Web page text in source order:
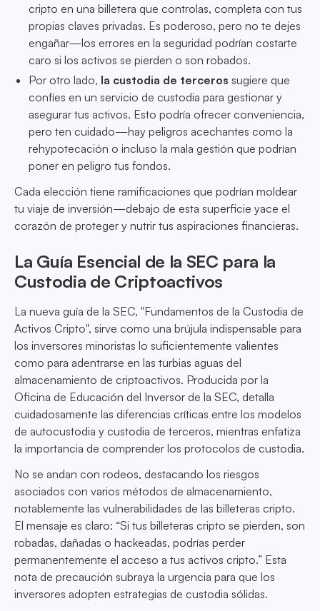
cripto en una billetera que controlas, completa con tus
propias claves privadas. Es poderoso, pero no te dejes
engañar—los errores en la seguridad podrían costarte
caro si los activos se pierden o son robados.
Por otro lado, la custodia de terceros sugiere que
confíes en un servicio de custodia para gestionar y
asegurar tus activos. Esto podría ofrecer conveniencia,
pero ten cuidado—hay peligros acechantes como la
rehypotecación o incluso la mala gestión que podrían
poner en peligro tus fondos.
Cada elección tiene ramificaciones que podrían moldear
tu viaje de inversión—debajo de esta superficie yace el
corazón de proteger y nutrir tus aspiraciones financieras.
La Guía Esencial de la SEC para la
Custodia de Criptoactivos
La nueva guía de la SEC, "Fundamentos de la Custodia de
Activos Cripto", sirve como una brújula indispensable para
los inversores minoristas lo suficientemente valientes
como para adentrarse en las turbias aguas del
almacenamiento de criptoactivos. Producida por la
Oficina de Educación del Inversor de la SEC, detalla
cuidadosamente las diferencias críticas entre los modelos
de autocustodia y custodia de terceros, mientras enfatiza
la importancia de comprender los protocolos de custodia.
No se andan con rodeos, destacando los riesgos
asociados con varios métodos de almacenamiento,
notablemente las vulnerabilidades de las billeteras cripto.
El mensaje es claro: “Si tus billeteras cripto se pierden, son
robadas, dañadas o hackeadas, podrías perder
permanentemente el acceso a tus activos cripto.” Esta
nota de precaución subraya la urgencia para que los
inversores adopten estrategias de custodia sólidas.